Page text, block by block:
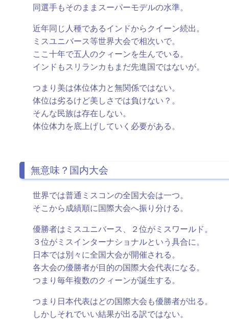
同選手もそのままスーパーモデルの水準。
近年同じ人種であるインドからクイーン続出。
ミスユニバース等世界大会で相次いで。
ここ十年で五人のクィーンを生んでいる。
インドもスリランカもまだ先進国ではないが。
つまり美は体位体力と無関係ではない。
体位は劣るけど美しさでは負けない？。
そんな民族は存在しない。
体位体力を底上げしていく必要がある。
無意味？国内大会
世界では普通ミスコンの全国大会は一つ。
そこから成績順に国際大会へ振り分ける。
優勝者はミスユニバース、２位がミスワールド。
３位がミスインターナショナルという具合に。
日本では別々に全国大会が開催される。
各大会の優勝者が目的の国際大会代表になる。
つまり毎年複数のクィーンが誕生する。
つまり日本代表はどの国際大会も優勝者が出る。
しかしそれでいい結果が出る訳ではない。